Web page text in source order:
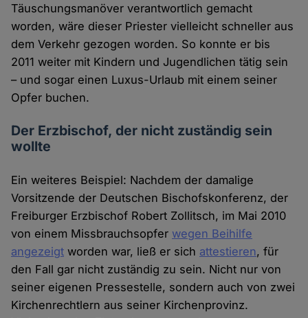
Täuschungsmanöver verantwortlich gemacht
worden, wäre dieser Priester vielleicht schneller aus
dem Verkehr gezogen worden. So konnte er bis
2011 weiter mit Kindern und Jugendlichen tätig sein
– und sogar einen Luxus-Urlaub mit einem seiner
Opfer buchen.
Der Erzbischof, der nicht zuständig sein
wollte
Ein weiteres Beispiel: Nachdem der damalige
Vorsitzende der Deutschen Bischofskonferenz, der
Freiburger Erzbischof Robert Zollitsch, im Mai 2010
von einem Missbrauchsopfer wegen Beihilfe
angezeigt worden war, ließ er sich attestieren, für
den Fall gar nicht zuständig zu sein. Nicht nur von
seiner eigenen Pressestelle, sondern auch von zwei
Kirchenrechtlern aus seiner Kirchenprovinz.